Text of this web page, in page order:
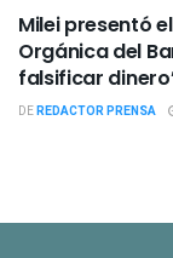
Milei presentó
Orgánica del
falsificar
DEREDACTOR PRENSA